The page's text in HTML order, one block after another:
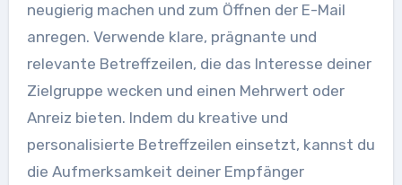
neugierig machen und zum Öffnen der E-Mail
anregen. Verwende klare, prägnante und
relevante Betreffzeilen, die das Interesse deiner
Zielgruppe wecken und einen Mehrwert oder
Anreiz bieten. Indem du kreative und
personalisierte Betreffzeilen einsetzt, kannst du
die Aufmerksamkeit deiner Empfänger